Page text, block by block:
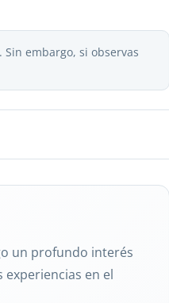
embargo, si observas
un profundo interés
en el